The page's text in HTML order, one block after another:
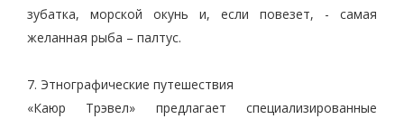
зубатка, морской окунь и, если повезет, - самая
желанная рыба – палтус.
7. Этнографические путешествия
«Каюр Трэвел» предлагает специализированные